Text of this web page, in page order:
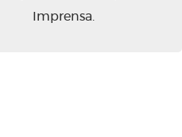
Imprensa.